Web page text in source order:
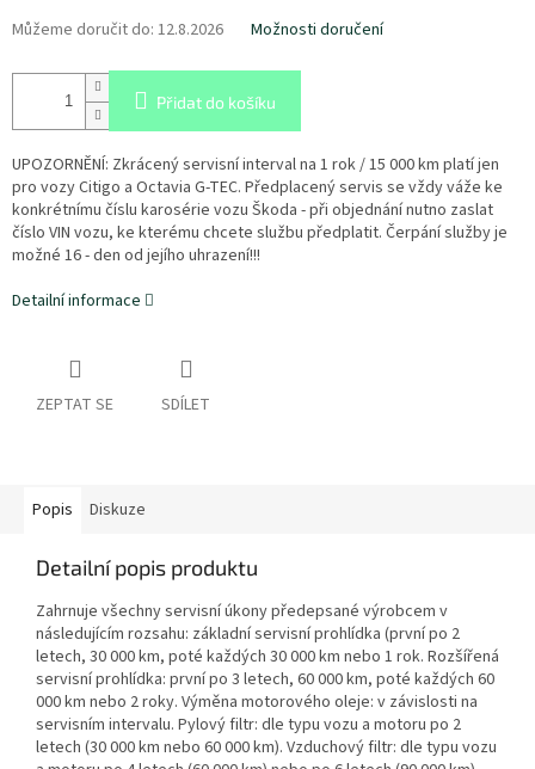
Můžeme doručit do: 12.8.2026 Možnosti doručení
Přidat do košíku
UPOZORNĚNÍ: Zkrácený servisní interval na 1 rok / 15 000 km platí jen
pro vozy Citigo a Octavia G-TEC. Předplacený servis se vždy váže ke
konkrétnímu číslu karosérie vozu Škoda - při objednání nutno zaslat
číslo VIN vozu, ke kterému chcete službu předplatit. Čerpání služby je
možné 16 - den od jejího uhrazení!!!
Detailní informace
ZEPTAT SE SDÍLET
Popis Diskuze
Detailní popis produktu
Zahrnuje všechny servisní úkony předepsané výrobcem v
následujícím rozsahu: základní servisní prohlídka (první po 2
letech, 30 000 km, poté každých 30 000 km nebo 1 rok. Rozšířená
servisní prohlídka: první po 3 letech, 60 000 km, poté každých 60
000 km nebo 2 roky. Výměna motorového oleje: v závislosti na
servisním intervalu. Pylový filtr: dle typu vozu a motoru po 2
letech (30 000 km nebo 60 000 km). Vzduchový filtr: dle typu vozu